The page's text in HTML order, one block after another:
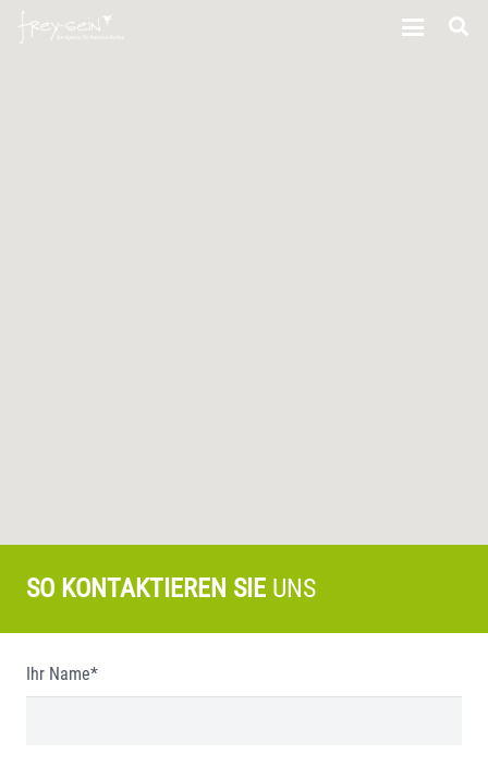
SO KONTAKTIEREN SIE UNS
Ihr Name*